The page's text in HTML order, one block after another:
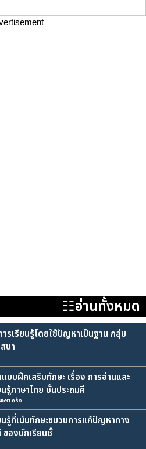
☷อ่านทั้งหมด
เรียนรู้โดยใช้ปัญหาเป็นฐาน กลุ่ม
นา
บฝึกเสริมทักษะ เรื่อง การอ่านและ
รู้ภาษาไทย ชั้นประถมศึ
ครั้ง
รู้ที่เน้นทักษะขบวนการแก้ปัญหาทาง
องนักเรียนชั้